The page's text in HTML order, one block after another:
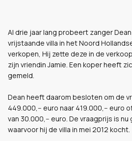
Al drie jaar lang probeert zanger
vrijstaande villa in het Noord
verkopen, Hij zette deze in de
zijn vriendin Jamie. Een koper heeft
gemeld.
Dean heeft daarom besloten om de
449.000,-- euro naar 419.000,-- euro
van 30.000,-- euro. De vraagprijs is nu
waarvoor hij de villa in mei 2012 kocht.